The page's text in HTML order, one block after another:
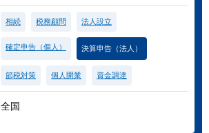
相続 税務顧問 法人設立
確定申告（個人） 決算申告（法人）
節税対策 個人開業 資金調達
全国